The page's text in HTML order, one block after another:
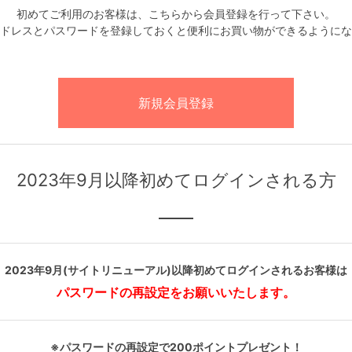
初めてご利用のお客様は、こちらから会員登録を行って下さい。
レスとパスワードを登録しておくと便利にお買い物ができるように
2023年9月以降初めてログインされる方
2023年9月(サイトリニューアル)以降初めてログインされるお客様は
パスワードの再設定をお願いいたします。
※パスワードの再設定で200ポイントプレゼント！